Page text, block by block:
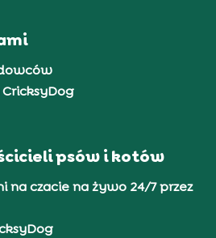
psów i kotów
na czacie na żywo 24/7 przez